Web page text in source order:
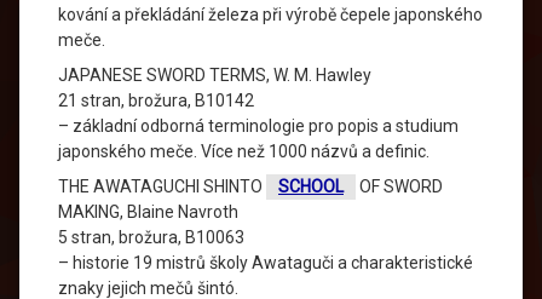
kování a překládání železa při výrobě čepele japonského
meče.
JAPANESE SWORD TERMS, W. M. Hawley
21 stran, brožura, B10142
– základní odborná terminologie pro popis a studium
japonského meče. Více než 1000 názvů a definic.
THE AWATAGUCHI SHINTO
SCHOOL
OF SWORD
MAKING, Blaine Navroth
5 stran, brožura, B10063
– historie 19 mistrů školy Awataguči a charakteristické
znaky jejich mečů šintó.